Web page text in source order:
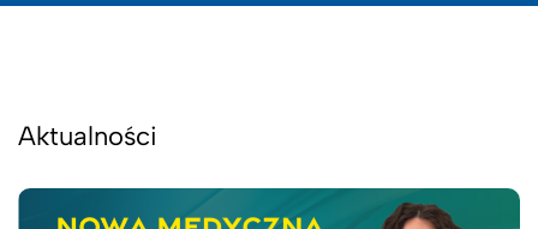
Aktualności